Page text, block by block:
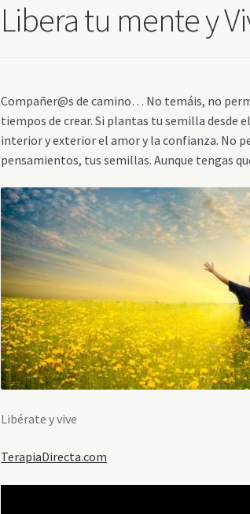
Libera tu mente y
Compañer@s de camino… No temáis, no
tiempos de crear. Si plantas tu semilla desde
interior y exterior el amor y la confianza. No
pensamientos, tus semillas. Aunque tengas
Libérate y vive
TerapiaDirecta.com